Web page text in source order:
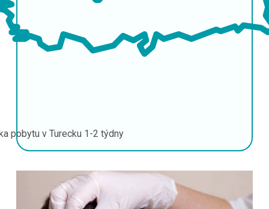
pobytu v Turecku 1-2 týdny